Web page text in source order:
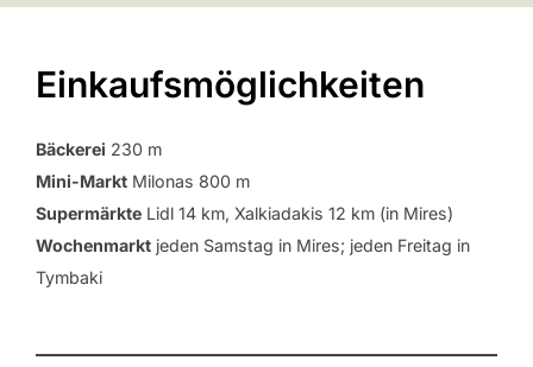
Einkaufsmöglichkeiten
Bäckerei 230 m
Mini-Markt Milonas 800 m
Supermärkte Lidl 14 km, Xalkiadakis 12 km (in Mires)
Wochenmarkt jeden Samstag in Mires; jeden Freitag in
Tymbaki